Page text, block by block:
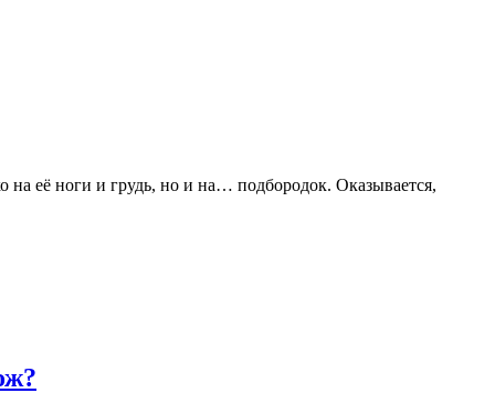
её ноги и грудь, но и на… подбородок. Оказывается,